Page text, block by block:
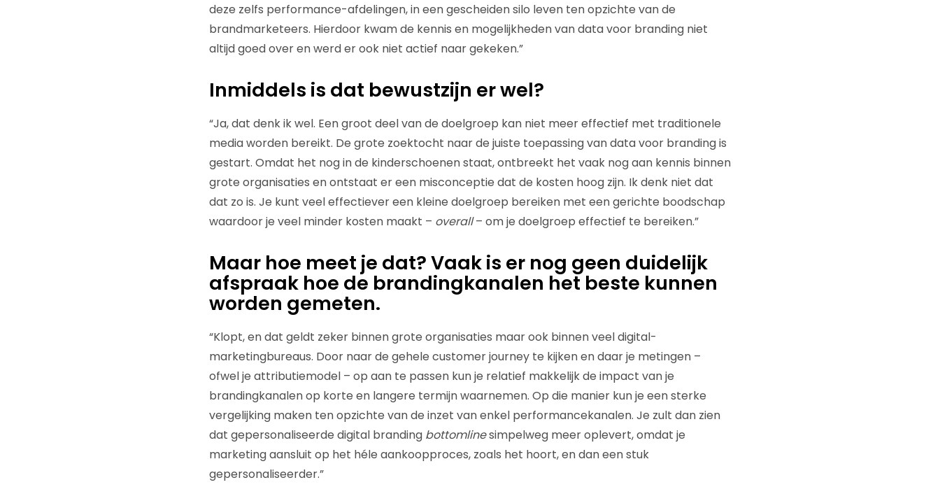
deze zelfs performance-afdelingen, in een gescheiden silo leven ten opzichte van de
brandmarketeers. Hierdoor kwam de kennis en mogelijkheden van data voor branding niet
altijd goed over en werd er ook niet actief naar gekeken.”
Inmiddels is dat bewustzijn er wel?
“Ja, dat denk ik wel. Een groot deel van de doelgroep kan niet meer effectief met traditionele
media worden bereikt. De grote zoektocht naar de juiste toepassing van data voor branding is
gestart. Omdat het nog in de kinderschoenen staat, ontbreekt het vaak nog aan kennis binnen
grote organisaties en ontstaat er een misconceptie dat de kosten hoog zijn. Ik denk niet dat
dat zo is. Je kunt veel effectiever een kleine doelgroep bereiken met een gerichte boodschap
waardoor je veel minder kosten maakt – overall– om je doelgroep effectief te bereiken.”
Maar hoe meet je dat? Vaak is er nog geen duidelijk
afspraak hoe de brandingkanalen het beste kunnen
worden gemeten.
“Klopt, en dat geldt zeker binnen grote organisaties maar ook binnen veel digital-
marketingbureaus. Door naar de gehele customer journey te kijken en daar je metingen –
ofwel je attributiemodel – op aan te passen kun je relatief makkelijk de impact van je
brandingkanalen op korte en langere termijn waarnemen. Op die manier kun je een sterke
vergelijking maken ten opzichte van de inzet van enkel performancekanalen. Je zult dan zien
dat gepersonaliseerde digital branding bottomlinesimpelweg meer oplevert, omdat je
marketing aansluit op het héle aankoopproces, zoals het hoort, en dan een stuk
gepersonaliseerder.”